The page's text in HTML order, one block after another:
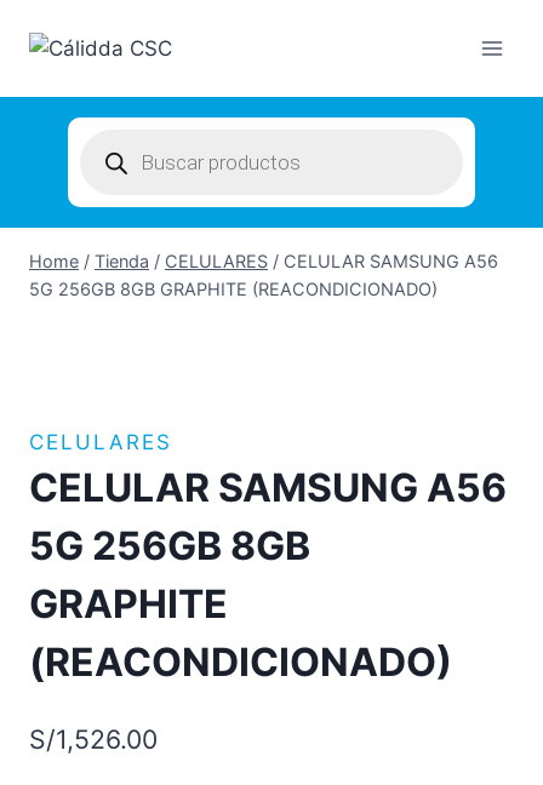
search
Home / Tienda / CELULARES / CELULAR SAMSUNG A56
5G 256GB 8GB GRAPHITE (REACONDICIONADO)
CELULARES
CELULAR SAMSUNG A56
5G 256GB 8GB
GRAPHITE
(REACONDICIONADO)
S/1,526.00